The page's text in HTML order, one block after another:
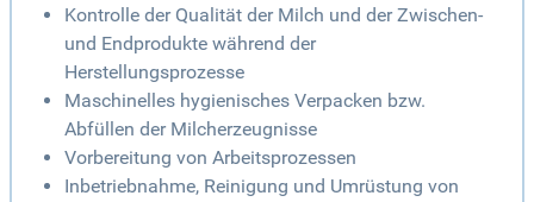
Kontrolle der Qualität der Milch und der Zwischen-
und Endprodukte während der
Herstellungsprozesse
Maschinelles hygienisches Verpacken bzw.
Abfüllen der Milcherzeugnisse
Vorbereitung von Arbeitsprozessen
Inbetriebnahme, Reinigung und Umrüstung von